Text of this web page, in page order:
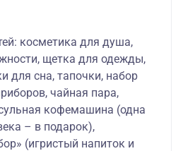
косметика для душа,
щетка для одежды,
для сна, тапочки, набор
чайная пара,
кофемашина (одна
– в подарок),
(игристый напиток и